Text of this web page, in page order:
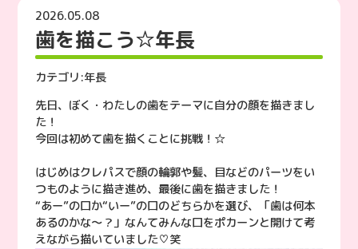
2026.05.08
歯を描こう☆年長
カテゴリ:年長
先日、ぼく・わたしの歯をテーマに自分の顔を描きまし
た！
今回は初めて歯を描くことに挑戦！☆
はじめはクレパスで顔の輪郭や髪、目などのパーツをい
つものように描き進め、最後に歯を描きました！
“あー”の口か“いー”の口のどちらかを選び、「歯は何本
あるのかな〜？」なんてみんな口をポカーンと開けて考
えながら描いていました♡笑